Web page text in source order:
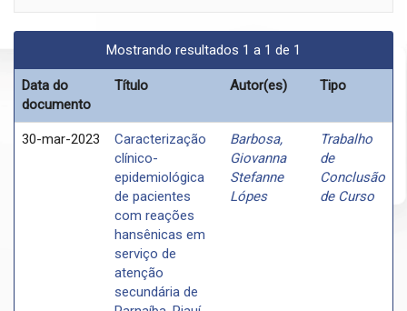
Mostrando resultados 1 a 1 de 1
Data do
documento
Título Autor(es) Tipo
30-mar-2023
Caracterização
clínico-
epidemiológica
de pacientes
com reações
hansênicas em
serviço de
atenção
secundária de
Barbosa,
Giovanna
Stefanne
Lópes
Trabalho
de
Conclusão
de Curso